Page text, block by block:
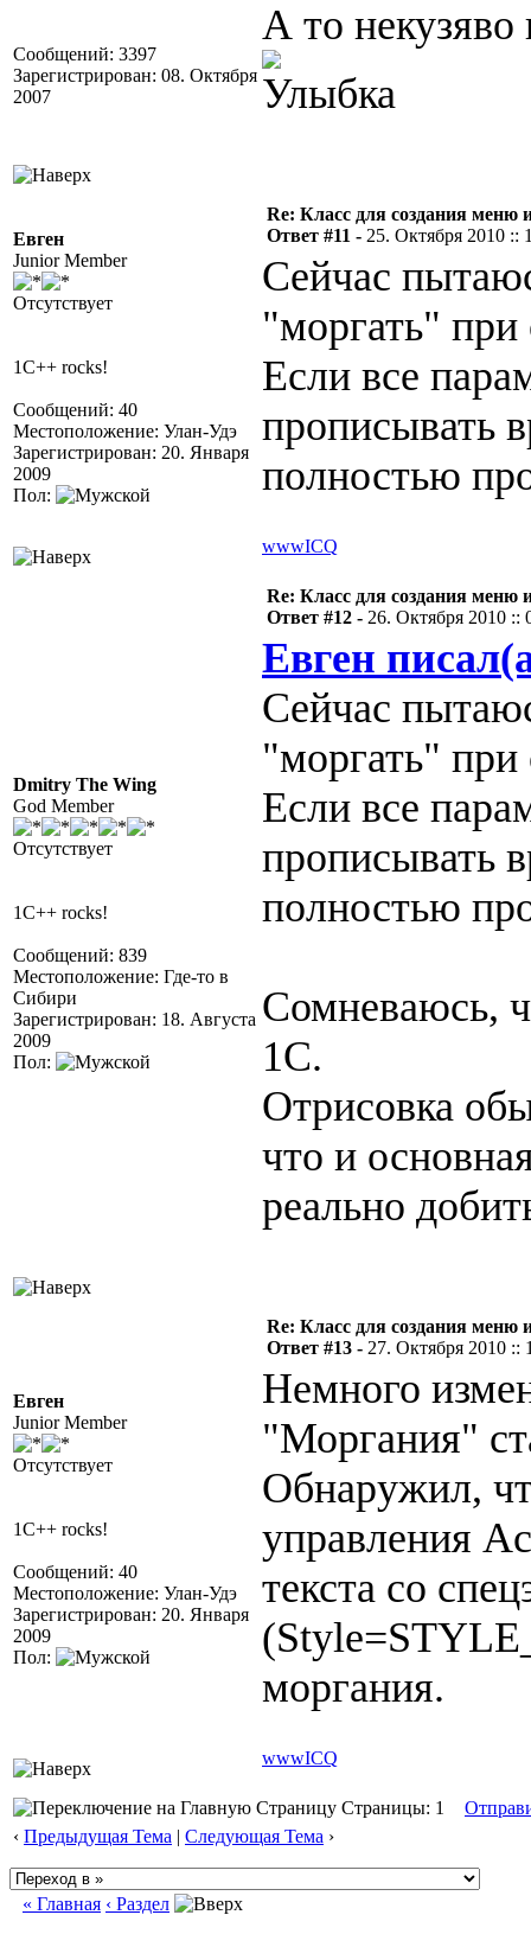
Сообщений: 3397
Зарегистрирован: 08. Октября
2007
А то некузяво
Евген
Junior Member
Отсутствует
1C++ rocks!
Сообщений: 40
Местоположение: Улан-Удэ
Зарегистрирован: 20. Января
2009
Пол:
Re: Класс для создания меню
Ответ #11 - 25. Октября 2010 ::
Сейчас
"моргать" при
Если все
прописывать
полностью
wwwICQ
Dmitry The Wing
God Member
Отсутствует
1C++ rocks!
Сообщений: 839
Местоположение: Где-то в
Сибири
Зарегистрирован: 18. Августа
2009
Пол:
Re: Класс для создания меню
Ответ #12 - 26. Октября 2010 ::
Евген
Сейчас
"моргать" при
Если все
прописывать
полностью
Сомневаюсь,
1С.
Отрисовка
что и
реально
Евген
Junior Member
Отсутствует
1C++ rocks!
Сообщений: 40
Местоположение: Улан-Удэ
Зарегистрирован: 20. Января
2009
Пол:
Re: Класс для создания меню
Ответ #13 - 27. Октября 2010 ::
Немного
"Моргания"
Обнаружил,
управления
текста со
моргания.
wwwICQ
Страницы: 1
‹ Предыдущая Тема | Следующая Тема ›
« Главная ‹ Раздел